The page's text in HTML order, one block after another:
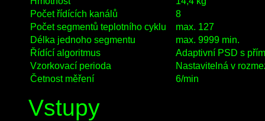
Počet řídících kanálů
8
Počet segmentů teplotního cyklu
max. 127
Délka jednoho segmentu
max. 9999 min.
Řídící algoritmus
Adaptivní PSD s
Vzorkovací perioda
Nastavitelná v
Četnost měření
6/min
Vstupy